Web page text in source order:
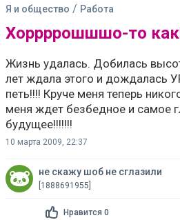
Я и общество / Работа
Хоррррошшшо-то
Жизнь удалась. Добилась
лет ждала этого и дождалась
петь!!!! Круче меня теперь
меня ждет безбедное и самое
будущее!!!!!!!
10 марта 2009, 22:37
не скажу шоб не сглазили
[1888691955]
Нравится 0